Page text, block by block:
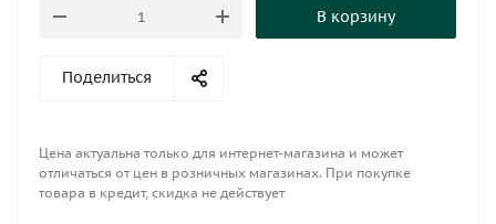
В корзину
Поделиться
Цена актуальна только для интернет-магазина и может
отличаться от цен в розничных магазинах. При покупке
товара в кредит, скидка не действует